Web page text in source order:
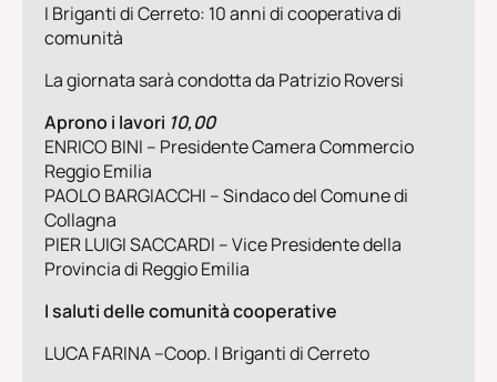
I Briganti di Cerreto: 10 anni di cooperativa di
comunità
La giornata sarà condotta da Patrizio Roversi
Aprono i lavori 10,00
ENRICO BINI – Presidente Camera Commercio
Reggio Emilia
PAOLO BARGIACCHI – Sindaco del Comune di
Collagna
PIER LUIGI SACCARDI – Vice Presidente della
Provincia di Reggio Emilia
I saluti delle comunità cooperative
LUCA FARINA–Coop. I Briganti di Cerreto